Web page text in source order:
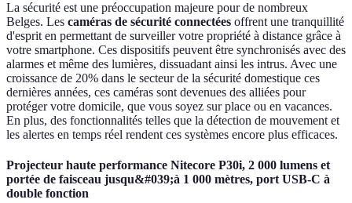
La sécurité est une préoccupation majeure pour de nombreux
Belges. Les caméras de sécurité connectées offrent une tranquillité
d'esprit en permettant de surveiller votre propriété à distance grâce à
votre smartphone. Ces dispositifs peuvent être synchronisés avec des
alarmes et même des lumières, dissuadant ainsi les intrus. Avec une
croissance de 20% dans le secteur de la sécurité domestique ces
dernières années, ces caméras sont devenues des alliées pour
protéger votre domicile, que vous soyez sur place ou en vacances.
En plus, des fonctionnalités telles que la détection de mouvement et
les alertes en temps réel rendent ces systèmes encore plus efficaces.
Projecteur haute performance Nitecore P30i, 2 000 lumens et
portée de faisceau jusqu&#039;à 1 000 mètres, port USB-C à
double fonction